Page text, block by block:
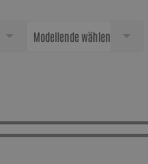
Modellende wählen